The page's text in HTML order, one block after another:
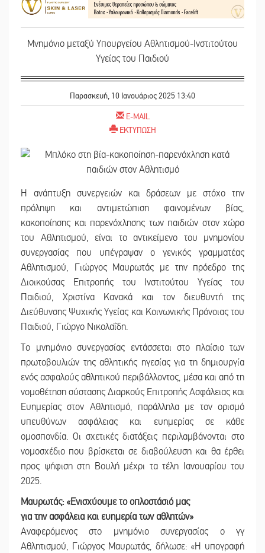
Μνημόνιο μεταξύ Υπουργείου Αθλητισμού-Ινστιτούτου
Υγείας του Παιδιού
Παρασκευή, 10 Ιανουάριος 2025 13:40
E-MAIL
ΕΚΤΥΠΩΣΗ
Η ανάπτυξη συνεργειών και δράσεων με στόχο την
πρόληψη και αντιμετώπιση φαινομένων βίας,
κακοποίησης και παρενόχλησης των παιδιών στον χώρο
του Αθλητισμού, είναι το αντικείμενο του μνημονίου
συνεργασίας που υπέγραψαν ο γενικός γραμματέας
Αθλητισμού, Γιώργος Μαυρωτάς με την πρόεδρο της
Διοικούσας Επιτροπής του Ινστιτούτου Υγείας του
Παιδιού, Χριστίνα Κανακά και τον διευθυντή της
Διεύθυνσης Ψυχικής Υγείας και Κοινωνικής Πρόνοιας του
Παιδιού, Γιώργο Νικολαΐδη.
Το μνημόνιο συνεργασίας εντάσσεται στο πλαίσιο των
πρωτοβουλιών της αθλητικής ηγεσίας για τη δημιουργία
ενός ασφαλούς αθλητικού περιβάλλοντος, μέσα και από τη
νομοθέτηση σύστασης Διαρκούς Επιτροπής Ασφάλειας και
Ευημερίας στον Αθλητισμό, παράλληλα με τον ορισμό
υπευθύνων ασφάλειας και ευημερίας σε κάθε
ομοσπονδία. Οι σχετικές διατάξεις περιλαμβάνονται στο
νομοσχέδιο που βρίσκεται σε διαβούλευση και θα έρθει
προς ψήφιση στη Βουλή μέχρι τα τέλη Ιανουαρίου του
2025.
Μαυρωτάς: «Ενισχύουμε το οπλοστάσιό μας
για την ασφάλεια και ευημερία των αθλητών»
Αναφερόμενος στο μνημόνιο συνεργασίας ο γγ
Αθλητισμού, Γιώργος Μαυρωτάς, δήλωσε: «Η υπογραφή